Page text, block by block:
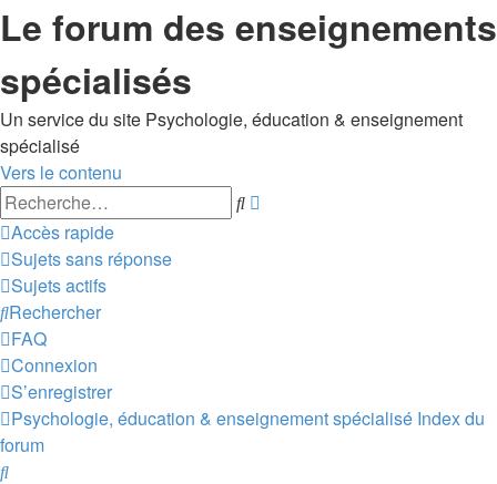
Le forum des enseignements
spécialisés
Un service du site Psychologie, éducation & enseignement
spécialisé
Vers le contenu
Rechercher
Accès rapide
Sujets sans réponse
Sujets actifs
Rechercher
FAQ
Connexion
S’enregistrer
Psychologie, éducation & enseignement spécialisé Index du
forum
Rechercher